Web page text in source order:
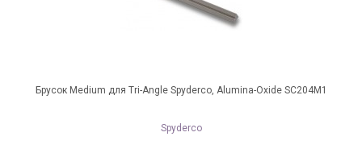
Брусок Medium для Tri-Angle Spyderco, Alumina-Oxide SC204M1
Spyderco